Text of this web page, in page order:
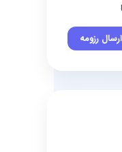
ارسال رزومه